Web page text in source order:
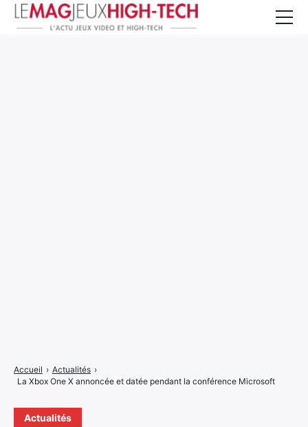
Actualités
Accueil › Actualités ›
La Xbox One X annoncée et datée pendant la conférence Microsoft